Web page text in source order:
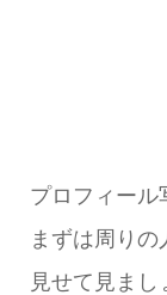
プロフィール
まずは周り
見せて見まし